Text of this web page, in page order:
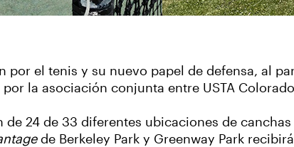
el tenis y su nuevo papel de defensa, al
la asociación conjunta entre USTA
24 de 33 diferentes ubicaciones de
de Berkeley Park y Greenway Park